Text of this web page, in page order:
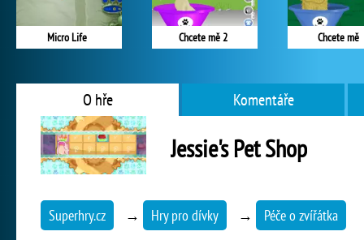
Micro Life Chcete mě 2 Chcete mě
O hře Komentáře
Jessie's Pet Shop
Superhry.cz → Hry pro dívky → Péče o zvířátka